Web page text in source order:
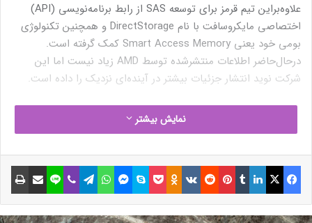
علاوه‌براین تیم قرمز برای توسعه SAS از رابط برنامه‌نویسی (API)
اختصاصی مایکروسافت با نام DirectStorage و همچنین تکنولوژی
بومی خود یعنی Smart Access Memory کمک گرفته است.
درحال‌حاضر اطلاعات منتشرشده توسط AMD زیاد نیست اما این
شرکت نوید انتشار جزئیات بیشتر در آینده‌ای نزدیک را داده است.
شد؛ اما به دلیل نبود اطلاعات کافی از نحوه عملکرد آن اطلاعی
می‌شد؛ اما کامپیوتکس ۲۰۲۲ سبب شد AMD برای اولین بار به‌طور
رسمی از این فناوری نام ببرد. البته همچنان جزئیات فناوری در هاله‌ای
از ابهام قرار دارد.
نمایش بیشتر
فیسبوک ایکس لینکداین تامبلر پینتریست Reddit
VKontakte
Odnoklassniki پاکت اسکایپ مسنجر واتس آپ تلگرام وایبر لاین اشتراک گذاری با ایمیل